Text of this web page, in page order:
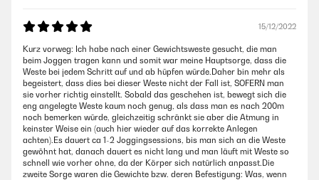
15/12/2022
Kurz vorweg: Ich habe nach einer Gewichtsweste gesucht, die man
beim Joggen tragen kann und somit war meine Hauptsorge, dass die
Weste bei jedem Schritt auf und ab hüpfen würde.Daher bin mehr als
begeistert, dass dies bei dieser Weste nicht der Fall ist, SOFERN man
sie vorher richtig einstellt. Sobald das geschehen ist, bewegt sich die
eng angelegte Weste kaum noch genug, als dass man es nach 200m
noch bemerken würde, gleichzeitig schränkt sie aber die Atmung in
keinster Weise ein (auch hier wieder auf das korrekte Anlegen
achten).Es dauert ca 1-2 Joggingsessions, bis man sich an die Weste
gewöhnt hat, danach dauert es nicht lang und man läuft mit Weste so
schnell wie vorher ohne, da der Körper sich natürlich anpasst.Die
zweite Sorge waren die Gewichte bzw. deren Befestigung: Was, wenn